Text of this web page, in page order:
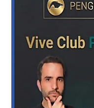
MI CUENTA
CARRITO
CONTACTO